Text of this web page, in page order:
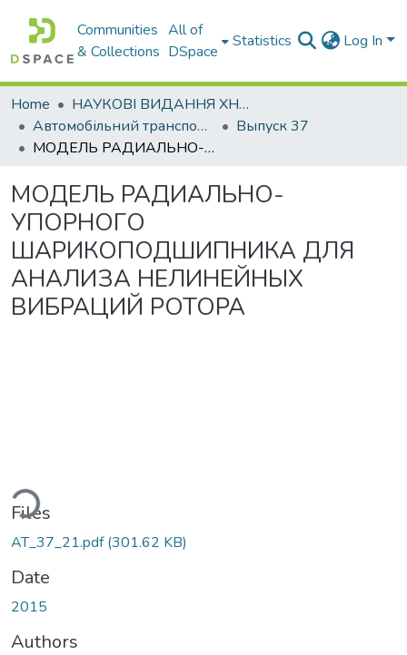
Communities
& Collections
All of
DSpace
Statistics Log In
Home
НАУКОВІ ВИДАННЯ ХНАДУ
Автомобільний транспорт / Автомобильный транспорт
Выпуск 37
МОДЕЛЬ РАДИАЛЬНО-УПОРНОГО ШАРИКОПОДШИПНИКА ДЛЯ АНАЛИЗА НЕЛИНЕЙНЫХ ВИБРАЦИЙ РОТОРА
МОДЕЛЬ РАДИАЛЬНО-
УПОРНОГО
ШАРИКОПОДШИПНИКА ДЛЯ
АНАЛИЗА НЕЛИНЕЙНЫХ
ВИБРАЦИЙ РОТОРА
Files
АТ_37_21.pdf(301.62 KB)
Date
2015
Authors